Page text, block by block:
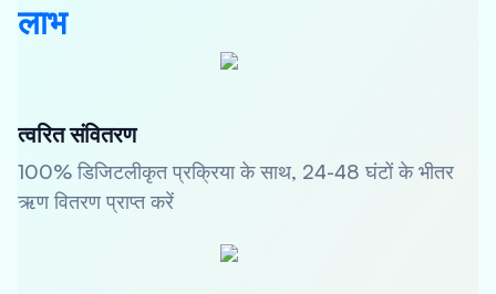
लाभ
त्वरित संवितरण
100% डिजिटलीकृत प्रक्रिया के साथ, 24-48 घंटों के भीतर
ऋण वितरण प्राप्त करें